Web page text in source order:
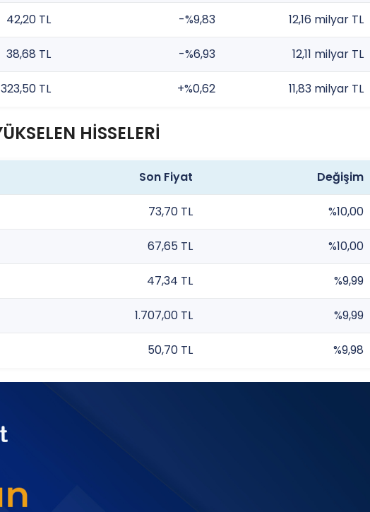
42,20 TL -%9,83 12,16 milyar TL
38,68 TL -%6,93 12,11 milyar TL
323,50 TL +%0,62 11,83 milyar TL
HİSSELERİ
Son Fiyat Değişim
73,70 TL %10,00
67,65 TL %10,00
47,34 TL %9,99
1.707,00 TL %9,99
50,70 TL %9,98